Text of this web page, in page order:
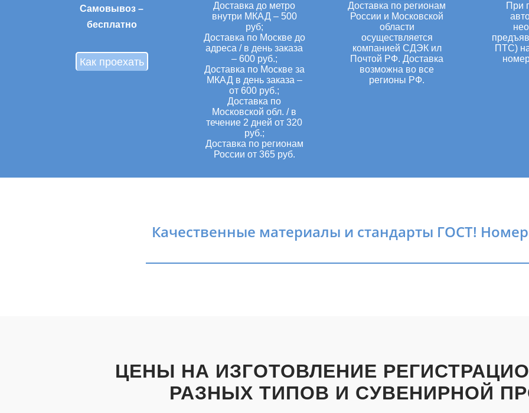
Самовывоз –
бесплатно
Как проехать
Доставка до метро
внутри МКАД – 500
руб;
Доставка по Москве до
адреса / в день заказа
– 600 руб.;
Доставка по Москве за
МКАД в день заказа –
от 600 руб.;
Доставка по
Московской обл. / в
течение 2 дней от 320
руб.;
Доставка по регионам
России от 365 руб.
Доставка по регионам
России и Московской
области
осуществляется
компанией СДЭК ил
Почтой РФ. Доставка
возможна во все
регионы РФ.
При
ПТС)
Качественные материалы и стандарты ГОСТ!
ЦЕНЫ НА ИЗГОТОВЛЕНИЕ
РАЗНЫХ ТИПОВ И СУВЕНИРНОЙ